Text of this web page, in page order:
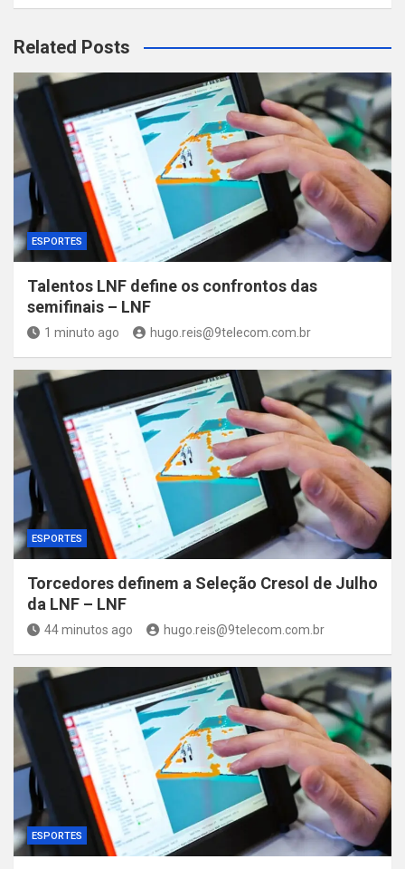
Related Posts
ESPORTES
Talentos LNF define os confrontos das
semifinais – LNF
1 minuto ago hugo.reis@9telecom.com.br
ESPORTES
Torcedores definem a Seleção Cresol de Julho
da LNF – LNF
44 minutos ago hugo.reis@9telecom.com.br
ESPORTES